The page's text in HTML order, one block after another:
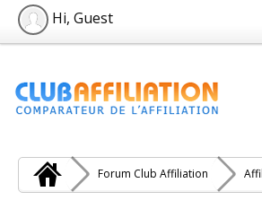
Hi, Guest
Forum Club Affiliation